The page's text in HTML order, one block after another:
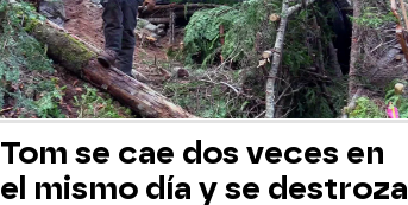
Tom se cae dos veces en
el mismo día y se destroza